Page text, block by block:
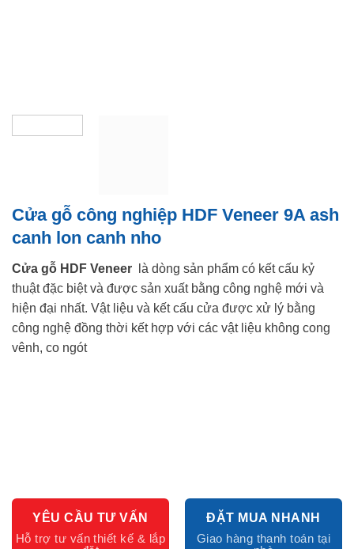
Cửa gỗ công nghiệp HDF Veneer 9A ash
canh lon canh nho
Cửa gỗ HDF Veneer là dòng sản phẩm có kết cấu kỷ
thuật đặc biệt và được sản xuất bằng công nghệ mới và
hiện đại nhất. Vật liệu và kết cấu cửa được xử lý bằng
công nghệ đồng thời kết hợp với các vật liệu không cong
vênh, co ngót
YÊU CẦU TƯ VẤN ĐẶT MUA NHANH